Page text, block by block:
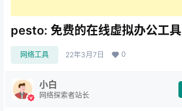
pesto: 免费的在线虚拟办公工具
网络工具 22年3月7日 0
小白
网络探索者站长